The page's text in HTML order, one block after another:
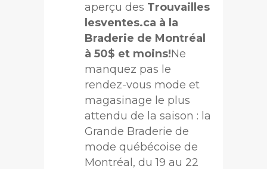
aperçu des Trouvailles
lesventes.ca à la
Braderie de Montréal
à 50$ et moins!Ne
manquez pas le
rendez-vous mode et
magasinage le plus
attendu de la saison : la
Grande Braderie de
mode québécoise de
Montréal, du 19 au 22